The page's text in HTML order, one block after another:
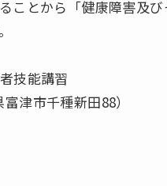
ことから「健康障害及
技能講習
津市千種新田88）